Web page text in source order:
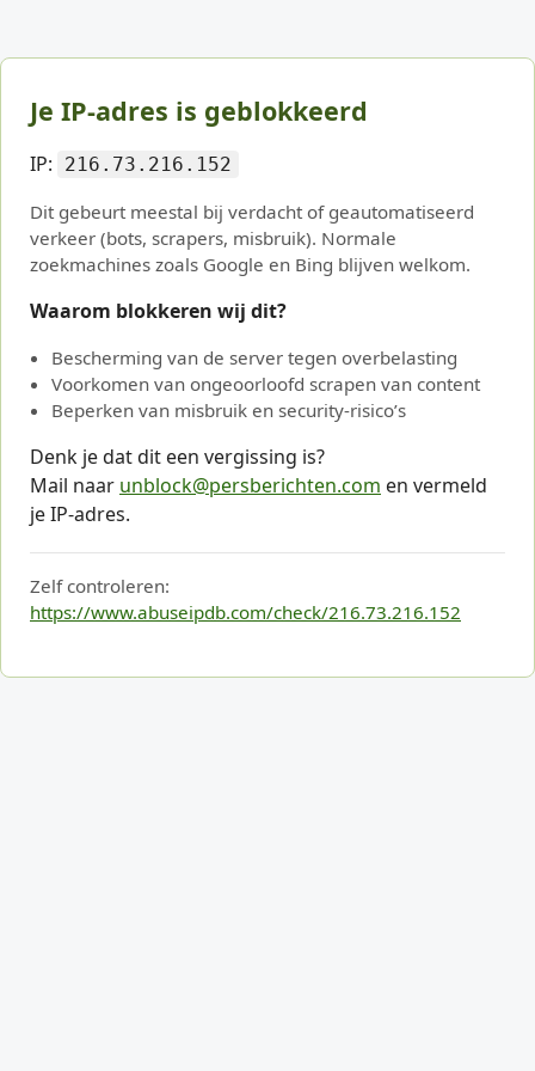
Je IP-adres is geblokkeerd
IP: 216.73.216.152
Dit gebeurt meestal bij verdacht of geautomatiseerd
verkeer (bots, scrapers, misbruik). Normale
zoekmachines zoals Google en Bing blijven welkom.
Waarom blokkeren wij dit?
Bescherming van de server tegen overbelasting
Voorkomen van ongeoorloofd scrapen van content
Beperken van misbruik en security-risico’s
Denk je dat dit een vergissing is?
Mail naar unblock@persberichten.com en vermeld
je IP-adres.
Zelf controleren:
https://www.abuseipdb.com/check/216.73.216.152